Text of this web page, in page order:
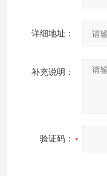
详细地址：
补充说明：
验证码：